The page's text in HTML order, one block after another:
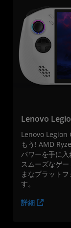
Lenovo
Lenovo Legion
もう! AMD
パワーを手に
スムーズなゲ
まなプラット
す。
詳細